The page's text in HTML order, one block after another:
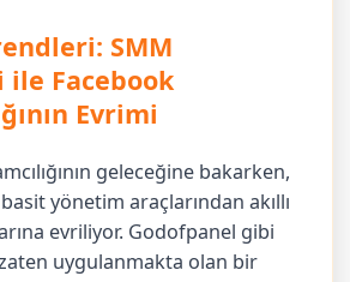
SMM
ile Facebook
Evrimi
geleceğine bakarken,
yönetim araçlarından akıllı
evriliyor. Godofpanel gibi
uygulanmakta olan bir